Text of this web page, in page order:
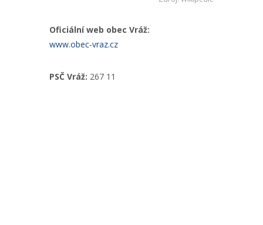
Oficiální web obec Vráž:
www.obec-vraz.cz
PSČ Vráž: 267 11